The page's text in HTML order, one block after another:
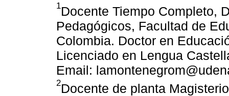
1Docente Tiempo Completo,
Pedagógicos, Facultad de
Colombia. Doctor en
Licenciado en Lengua
Email:
2Docente de planta